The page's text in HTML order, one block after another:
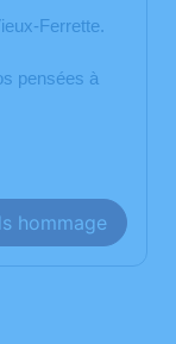
Ferrette.
pensées à
hommage